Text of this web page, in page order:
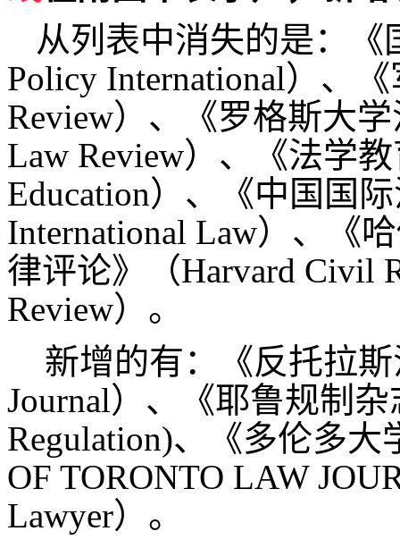
从列表中消失的是：《
Policy International）、
Review）、《罗格斯大
Law Review）、《法学
Education）、《中国国
International Law）、
律评论》（Harvard Civil
Review）。
新增的有：《反托拉
Journal）、《耶鲁规制杂
Regulation)、《多伦多
OF TORONTO LAW
Lawyer）。